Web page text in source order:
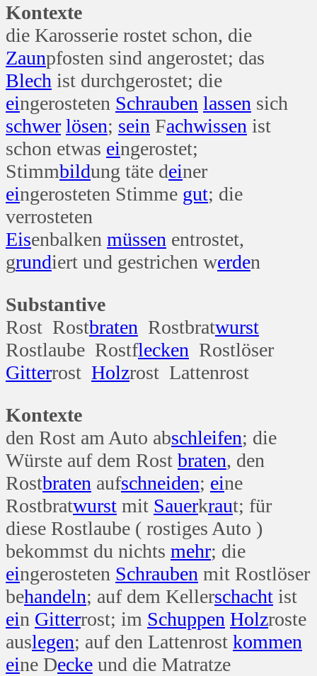
Kontexte
die Karosserie rostet schon, die
Zaunpfosten sind angerostet; das
Blech ist durchgerostet; die
eingerosteten Schrauben lassen sich
schwer lösen; sein Fachwissen ist
schon etwas eingerostet;
Stimmbildung täte deiner
eingerosteten Stimme gut; die
verrosteten
Eisenbalken müssen entrostet,
grundiert und gestrichen werden
Substantive
Rost Rostbraten Rostbratwurst
Rostlaube Rostflecken Rostlöser
Gitterrost Holzrost Lattenrost
Kontexte
den Rost am Auto abschleifen; die
Würste auf dem Rost braten, den
Rostbraten aufschneiden; eine
Rostbratwurst mit Sauerkraut; für
diese Rostlaube ( rostiges Auto )
bekommst du nichts mehr; die
eingerosteten Schrauben mit Rostlöser
behandeln; auf dem Kellerschacht ist
ein Gitterrost; im Schuppen Holzroste
auslegen; auf den Lattenrost kommen
eine Decke und die Matratze